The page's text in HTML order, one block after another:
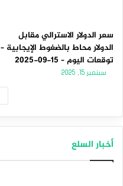
سعر الدولار الاسترالي مقابل
الدولار محاط بالضغوط الإيجابية –
توقعات اليوم – 15-09-2025
سبتمبر 15, 2025
أخبار السلع